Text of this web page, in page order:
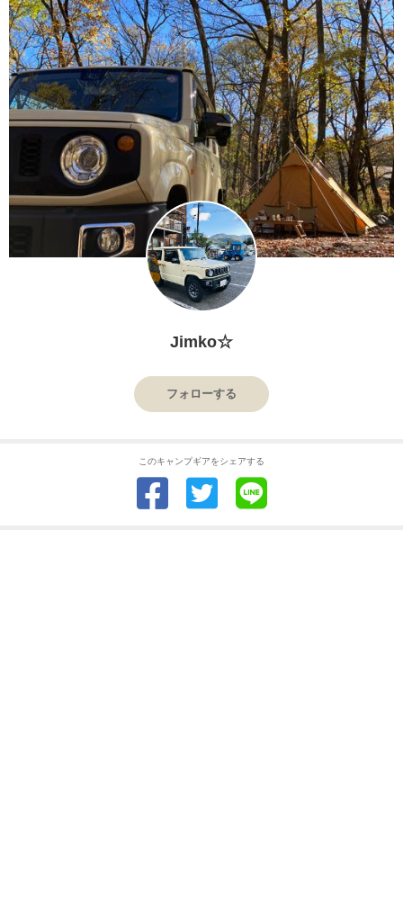
Jimko☆
フォローする
このキャンプギアをシェアする